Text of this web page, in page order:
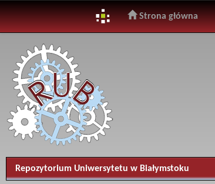
navigation
Strona główna
Repozytorium Uniwersytetu w Białymstoku